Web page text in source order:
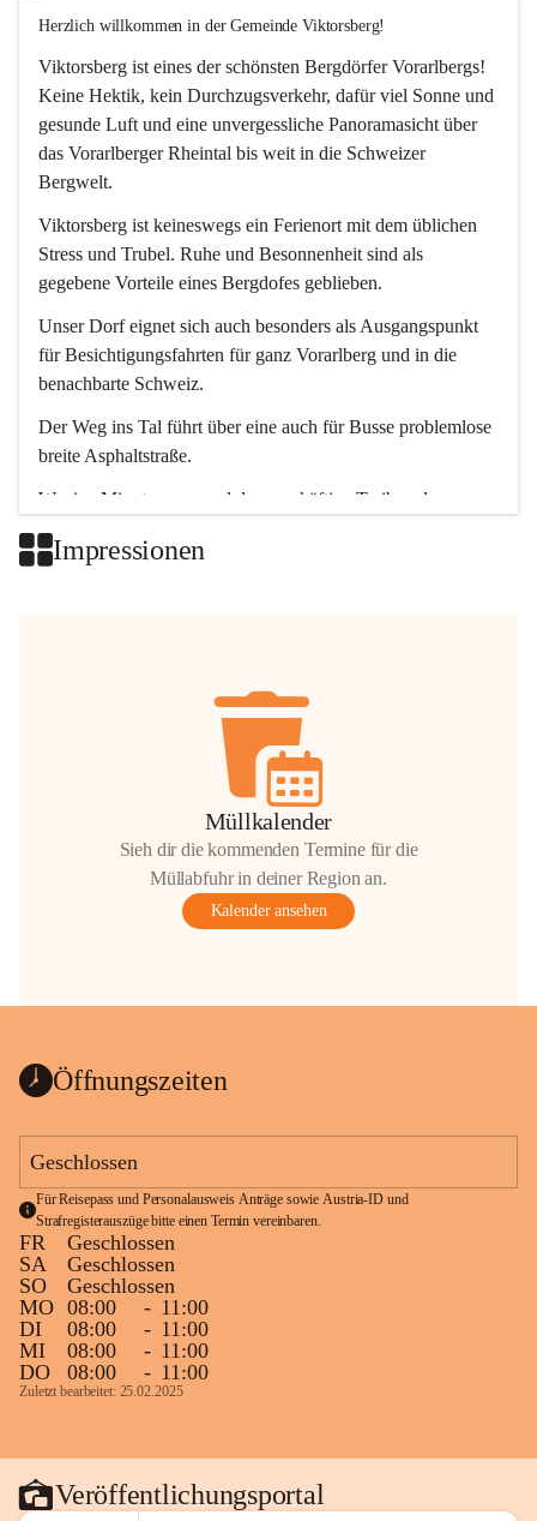
Herzlich willkommen in der Gemeinde Viktorsberg!
Viktorsberg ist eines der schönsten Bergdörfer Vorarlbergs!
Keine Hektik, kein Durchzugsverkehr, dafür viel Sonne und
gesunde Luft und eine unvergessliche Panoramasicht über
das Vorarlberger Rheintal bis weit in die Schweizer
Bergwelt.
Viktorsberg ist keineswegs ein Ferienort mit dem üblichen
Stress und Trubel. Ruhe und Besonnenheit sind als
gegebene Vorteile eines Bergdofes geblieben.
Unser Dorf eignet sich auch besonders als Ausgangspunkt
für Besichtigungsfahrten für ganz Vorarlberg und in die
benachbarte Schweiz.
Der Weg ins Tal führt über eine auch für Busse problemlose
breite Asphaltstraße.
Wenige Minuten nur, und das geschäftige Treiben der
Impressionen
Müllkalender
Sieh dir die kommenden Termine für die
Müllabfuhr in deiner Region an.
Kalender ansehen
Öffnungszeiten
Geschlossen
Für Reisepass und Personalausweis Anträge sowie Austria-ID und
Strafregisterauszüge bitte einen Termin vereinbaren.
FR
Geschlossen
SA
Geschlossen
SO
Geschlossen
MO 08:00 - 11:00
DI
08:00 - 11:00
MI
08:00 - 11:00
DO
08:00 - 11:00
Zuletzt bearbeitet: 25.02.2025
Veröffentlichungsportal